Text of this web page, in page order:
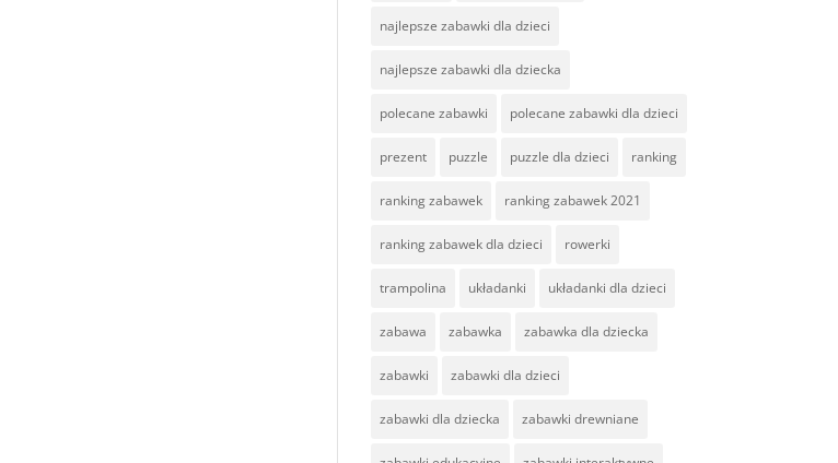
najlepsze zabawki dla dzieci
najlepsze zabawki dla dziecka
polecane zabawki polecane zabawki dla dzieci
prezent puzzle puzzle dla dzieci ranking
ranking zabawek ranking zabawek 2021
ranking zabawek dla dzieci rowerki
trampolina układanki układanki dla dzieci
zabawa zabawka zabawka dla dziecka
zabawki zabawki dla dzieci
zabawki dla dziecka zabawki drewniane